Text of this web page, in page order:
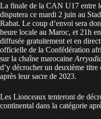
La finale de la CAN U17 entre
disputera ce mardi 2 juin au
Rabat. Le coup d’envoi sera
heure locale au Maroc, et 21h
diffusée gratuitement et en
officielle de la Confédération
sur la chaîne marocaine
d’y décrocher un deuxième
après leur sacre de 2023.
Les Lionceaux tenteront de
continental dans la catégorie